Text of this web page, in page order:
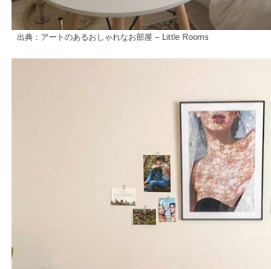
出典：アートのあるおしゃれなお部屋 – Little Rooms